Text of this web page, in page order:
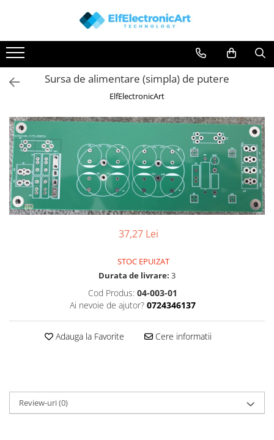
Toate Produsele
Audio
Auto
Instrumente de masura si control
Multimetre Digitale
Scule Atelier
Surse de alimentare
Termometre
Testere
Osciloscoape B&K PRECISION
Osciloscoape FLUKE
Osciloscoape GW INSTEK
Osciloscoape HANTEK
Osciloscoape Peaktech
Osciloscoape ROHDE & SCHWARZ
Sursa de alimentare (simpla) de putere
ElfElectronicArt
37,27 Lei
STOC EPUIZAT
Durata de livrare: 3
Cod Produs: 04-003-01
Ai nevoie de ajutor? 0724346137
Adauga la Favorite Cere informatii
Review-uri(0)